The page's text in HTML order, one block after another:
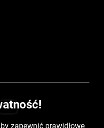
zapewnić prawidłowe